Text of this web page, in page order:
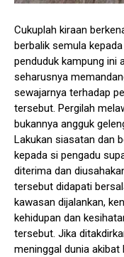
Cukuplah kiraan
berbalik semula
penduduk kampung ini
seharusnya
sewajarnya terhadap
tersebut. Pergilah
bukannya angguk
Lakukan siasatan dan
kepada si pengadu
diterima dan
tersebut didapati
kawasan dijalankan,
kehidupan dan
tersebut. Jika
meninggal dunia